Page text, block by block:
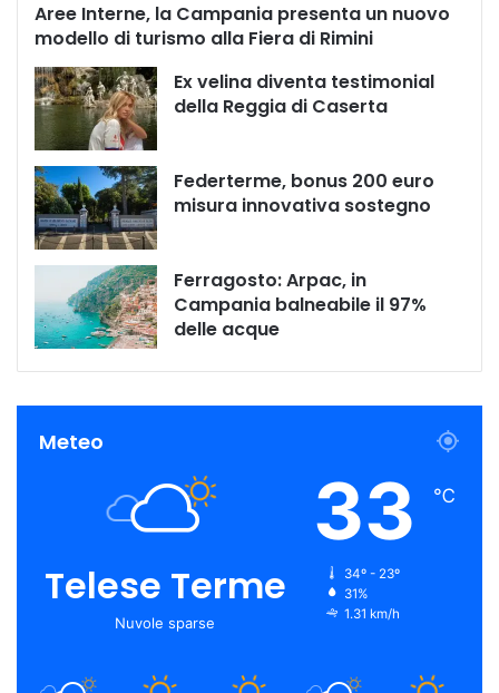
Aree Interne, la Campania presenta un nuovo
modello di turismo alla Fiera di Rimini
Ex velina diventa testimonial
della Reggia di Caserta
Federterme, bonus 200 euro
misura innovativa sostegno
Ferragosto: Arpac, in
Campania balneabile il 97%
delle acque
Meteo
Telese Terme
Nuvole sparse
33 ℃
34º - 23º
31%
1.31 km/h